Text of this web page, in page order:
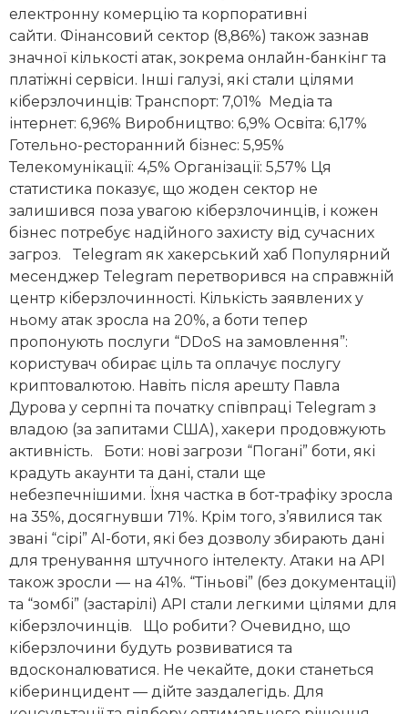
електронну комерцію та корпоративні
сайти. Фінансовий сектор (8,86%) також зазнав
значної кількості атак, зокрема онлайн-банкінг та
платіжні сервіси. Інші галузі, які стали цілями
кіберзлочинців: Транспорт: 7,01% Медіа та
інтернет: 6,96% Виробництво: 6,9% Освіта: 6,17%
Готельно-ресторанний бізнес: 5,95%
Телекомунікації: 4,5% Організації: 5,57% Ця
статистика показує, що жоден сектор не
залишився поза увагою кіберзлочинців, і кожен
бізнес потребує надійного захисту від сучасних
загроз. Telegram як хакерський хаб Популярний
месенджер Telegram перетворився на справжній
центр кіберзлочинності. Кількість заявлених у
ньому атак зросла на 20%, а боти тепер
пропонують послуги “DDoS на замовлення”:
користувач обирає ціль та оплачує послугу
криптовалютою. Навіть після арешту Павла
Дурова у серпні та початку співпраці Telegram з
владою (за запитами США), хакери продовжують
активність. Боти: нові загрози “Погані” боти, які
крадуть акаунти та дані, стали ще
небезпечнішими. Їхня частка в бот-трафіку зросла
на 35%, досягнувши 71%. Крім того, з’явилися так
звані “сірі” AI-боти, які без дозволу збирають дані
для тренування штучного інтелекту. Атаки на API
також зросли — на 41%. “Тіньові” (без документації)
та “зомбі” (застарілі) API стали легкими цілями для
кіберзлочинців. Що робити? Очевидно, що
кіберзлочини будуть розвиватися та
вдосконалюватися. Не чекайте, доки станеться
кіберинцидент — дійте заздалегідь. Для